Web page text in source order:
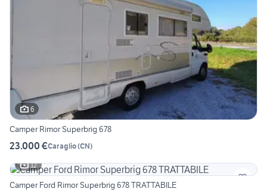
6
Camper Rimor Superbrig 678
23.000 €Caraglio(CN)
12
Camper Ford Rimor Superbrig 678 TRATTABILE